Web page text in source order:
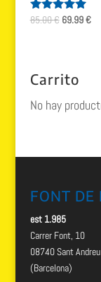
Valorado
85.00€ El
85.00 €.
69.99€El
Carrito
No hay
FONT DE
est 1.985
Carrer Font, 10
08740 Sant
(Barcelona)